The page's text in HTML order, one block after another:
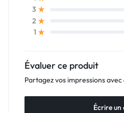
3
2
1
Évaluer ce produit
Partagez vos impressions
Écrire un